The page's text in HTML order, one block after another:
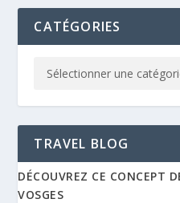
CATÉGORIES
TRAVEL BLOG
DÉCOUVREZ CE CONCEPT
VOSGES